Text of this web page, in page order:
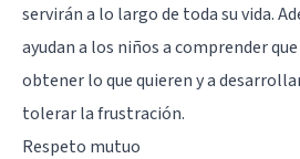
servirán a lo largo de toda su vida.
ayudan a los niños a comprender
obtener lo que quieren y a
tolerar la frustración.
Respeto mutuo